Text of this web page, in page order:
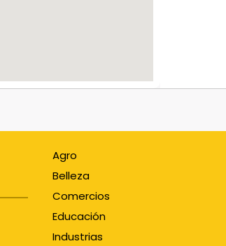
Agro
Belleza
Comercios
Educación
Industrias